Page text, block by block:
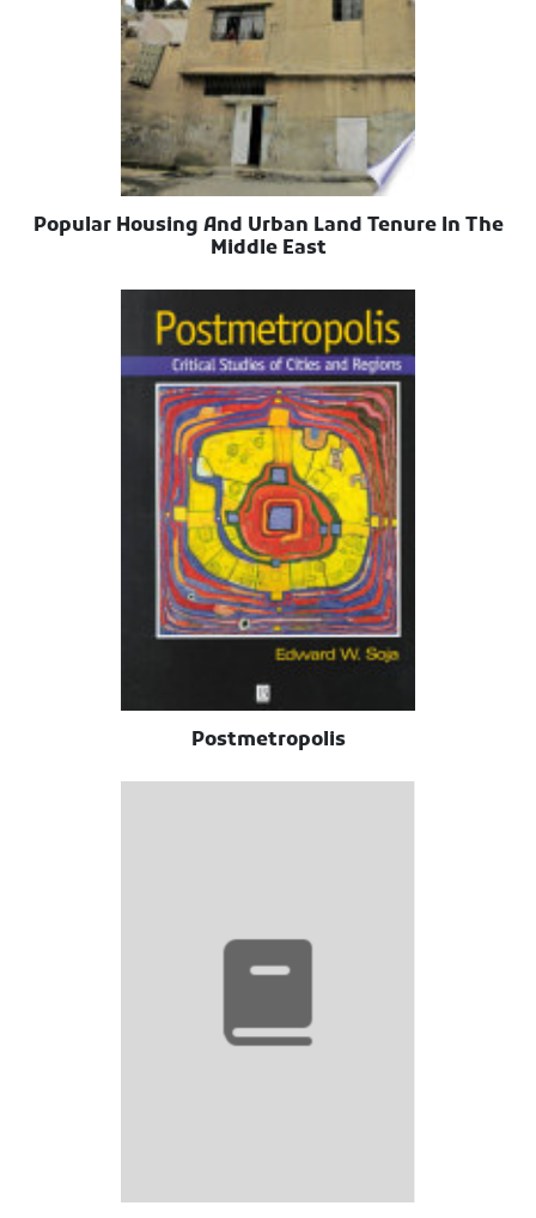
Popular Housing And Urban Land Tenure In The
Middle East
Postmetropolis